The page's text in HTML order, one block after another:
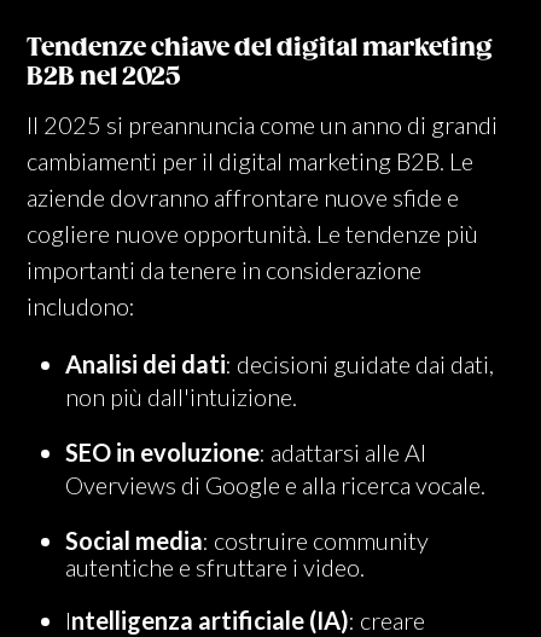
Tendenze chiave del digital marketing
B2B nel 2025
Il 2025 si preannuncia come un anno di grandi
cambiamenti per il digital marketing B2B. Le
aziende dovranno affrontare nuove sfide e
cogliere nuove opportunità. Le tendenze più
importanti da tenere in considerazione
includono:
Analisi dei dati: decisioni guidate dai dati,
non più dall'intuizione.
SEO in evoluzione: adattarsi alle AI
Overviews di Google e alla ricerca vocale.
Social media: costruire community
autentiche e sfruttare i video.
Intelligenza artificiale (IA): creare